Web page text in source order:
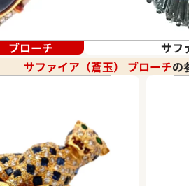
ブローチ
サフ
サファイア（蒼玉） ブローチの